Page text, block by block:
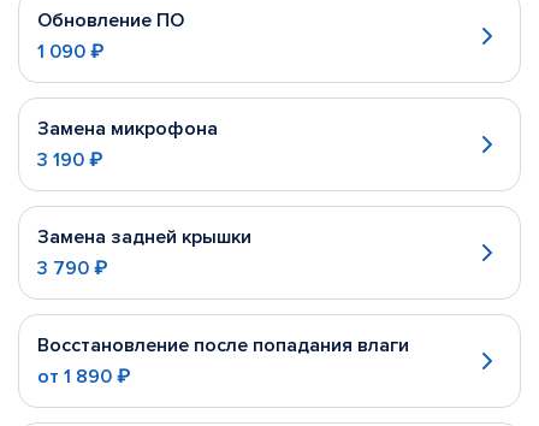
Обновление ПО
1 090 ₽
Замена микрофона
3 190 ₽
Замена задней крышки
3 790 ₽
Восстановление после попадания влаги
от 1 890 ₽